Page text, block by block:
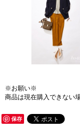
※お願い※
商品は現在購入できない
保存